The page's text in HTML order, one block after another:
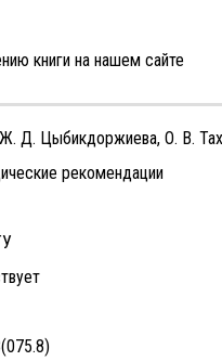
книги на нашем сайте
Д. Цыбикдоржиева, О. В.
рекомендации